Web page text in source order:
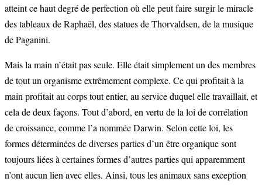
atteint ce haut degré de perfection où elle peut faire surgir le miracle
des tableaux de Raphaël, des statues de Thorvaldsen, de la musique
de Paganini.
Mais la main n’était pas seule. Elle était simplement un des membres
de tout un organisme extrêmement complexe. Ce qui profitait à la
main profitait au corps tout entier, au service duquel elle travaillait, et
cela de deux façons. Tout d’abord, en vertu de la loi de corrélation
de croissance, comme l’a nommée Darwin. Selon cette loi, les
formes déterminées de diverses parties d’un être organique sont
toujours liées à certaines formes d’autres parties qui apparemment
n’ont aucun lien avec elles. Ainsi, tous les animaux sans exception